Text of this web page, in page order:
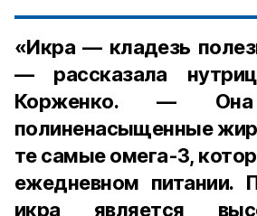
«Икра — кладезь
— рассказала
Корженко. — Она
полиненасыщенные
те самые омега-3,
ежедневном питании.
икра является